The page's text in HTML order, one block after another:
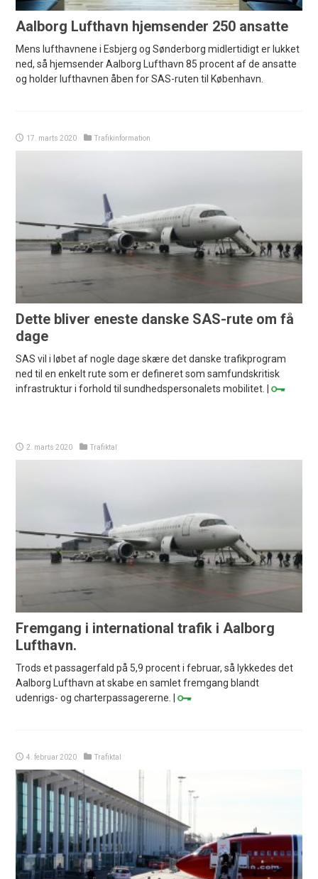
Aalborg Lufthavn hjemsender 250 ansatte
Mens lufthavnene i Esbjerg og Sønderborg midlertidigt er lukket
ned, så hjemsender Aalborg Lufthavn 85 procent af de ansatte
og holder lufthavnen åben for SAS-ruten til København.
17. marts 2020 Trafikinformation
Dette bliver eneste danske SAS-rute om få
dage
SAS vil i løbet af nogle dage skære det danske trafikprogram
ned til en enkelt rute som er defineret som samfundskritisk
infrastruktur i forhold til sundhedspersonalets mobilitet. |
2. marts 2020 Trafiktal
Fremgang i international trafik i Aalborg
Lufthavn.
Trods et passagerfald på 5,9 procent i februar, så lykkedes det
Aalborg Lufthavn at skabe en samlet fremgang blandt
udenrigs- og charterpassagererne. |
4. februar 2020 Trafiktal